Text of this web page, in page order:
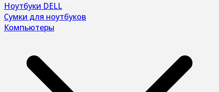
Ноутбуки DELL
Сумки для ноутбуков
Компьютеры